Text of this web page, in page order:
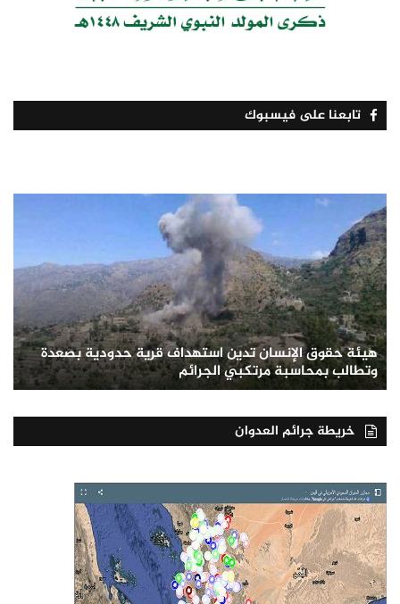
تابعنا على فيسبوك
هيئة حقوق الإنسان تدين استهداف قرية حدودية بصعدة
وتطالب بمحاسبة مرتكبي الجرائم
خريطة جرائم العدوان